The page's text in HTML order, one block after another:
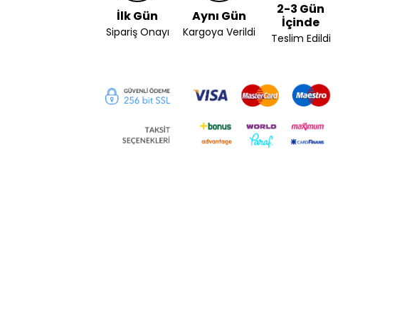
İlk Gün
Sipariş Onayı
Aynı Gün
Kargoya Verildi
2-3 Gün
İçinde
Teslim Edildi